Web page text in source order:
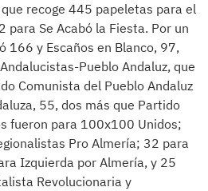
recoge 445 papeletas para el
Se Acabó la Fiesta. Por un
166 y Escaños en Blanco, 97,
Pueblo Andaluz, que
Comunista del Pueblo Andaluz
55, dos más que Partido
fueron para 100x100 Unidos;
Pro Almería; 32 para
Izquierda por Almería, y 25
Revolucionaria y